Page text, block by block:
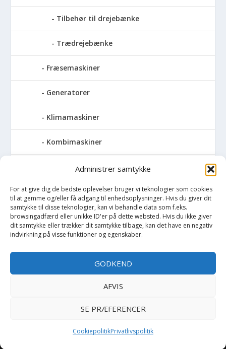
Administrer samtykke
For at give dig de bedste oplevelser bruger vi teknologier som cookies
til at gemme og/eller få adgang til enhedsoplysninger. Hvis du giver dit
samtykke til disse teknologier, kan vi behandle data som f.eks.
browsingadfærd eller unikke ID'er på dette websted. Hvis du ikke giver
dit samtykke eller trækker dit samtykke tilbage, kan det have en negativ
indvirkning på visse funktioner og egenskaber.
GODKEND
AFVIS
SE PRÆFERENCER
CookiepolitikPrivatlivspolitik
Tilbehør til drejebænke
Trædrejebænke
Fræsemaskiner
Generatorer
Klimamaskiner
Kombimaskiner
Kompressor
Pressemaskiner
Save
Søjlebore- & bænkboremaskiner
Copyright BilligtByg.dk -Cookie politik-Privatlivspolitik